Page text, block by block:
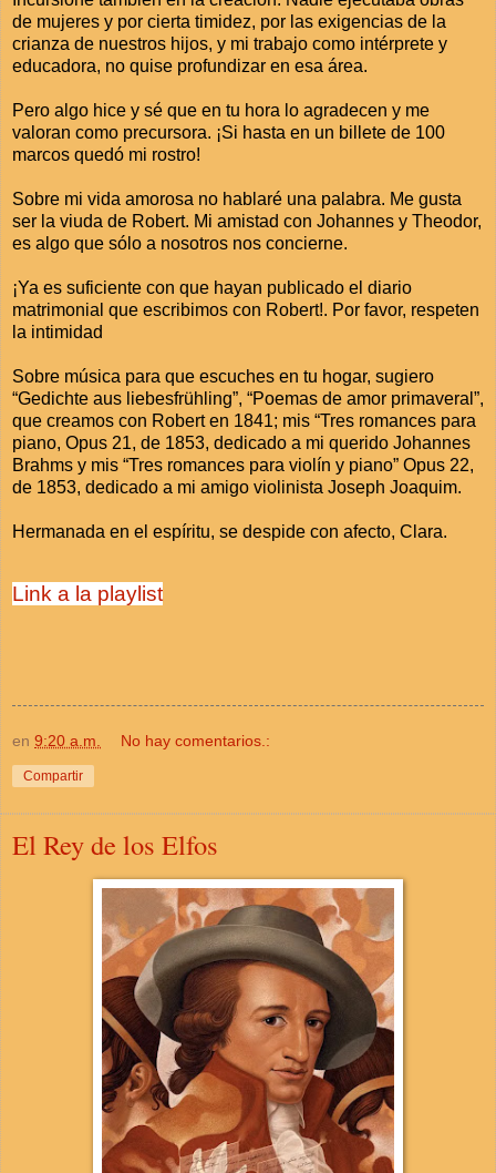
de mujeres y por cierta timidez, por las exigencias de la
crianza de nuestros hijos, y mi trabajo como intérprete y
educadora, no quise profundizar en esa área.
Pero algo hice y sé que en tu hora lo agradecen y me
valoran como precursora. ¡Si hasta en un billete de 100
marcos quedó mi rostro!
Sobre mi vida amorosa no hablaré una palabra. Me gusta
ser la viuda de Robert. Mi amistad con Johannes y Theodor,
es algo que sólo a nosotros nos concierne.
¡Ya es suficiente con que hayan publicado el diario
matrimonial que escribimos con Robert!. Por favor, respeten
la intimidad
Sobre música para que escuches en tu hogar, sugiero
“Gedichte aus liebesfrühling”, “Poemas de amor primaveral”,
que creamos con Robert en 1841; mis “Tres romances para
piano, Opus 21, de 1853, dedicado a mi querido Johannes
Brahms y mis “Tres romances para violín y piano” Opus 22,
de 1853, dedicado a mi amigo violinista Joseph Joaquim.
Hermanada en el espíritu, se despide con afecto, Clara.
Link a la playlist
en 9:20 a.m. No hay comentarios.:
Compartir
El Rey de los Elfos